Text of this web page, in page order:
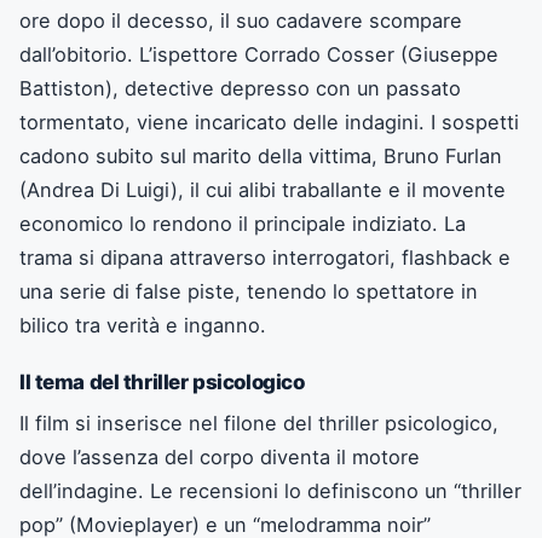
ore dopo il decesso, il suo cadavere scompare
dall’obitorio. L’ispettore Corrado Cosser (Giuseppe
Battiston), detective depresso con un passato
tormentato, viene incaricato delle indagini. I sospetti
cadono subito sul marito della vittima, Bruno Furlan
(Andrea Di Luigi), il cui alibi traballante e il movente
economico lo rendono il principale indiziato. La
trama si dipana attraverso interrogatori, flashback e
una serie di false piste, tenendo lo spettatore in
bilico tra verità e inganno.
Il tema del thriller psicologico
Il film si inserisce nel filone del thriller psicologico,
dove l’assenza del corpo diventa il motore
dell’indagine. Le recensioni lo definiscono un “thriller
pop” (Movieplayer) e un “melodramma noir”